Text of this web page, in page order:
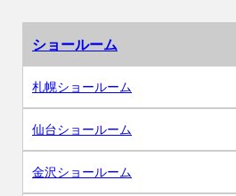
ショールーム
札幌ショールーム
仙台ショールーム
金沢ショールーム